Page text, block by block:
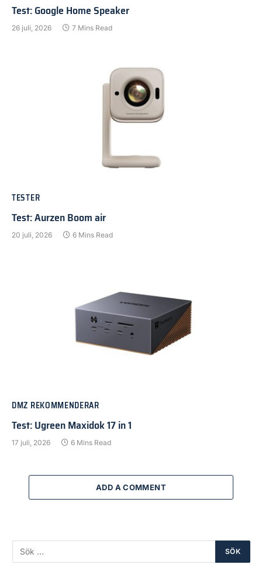
Test: Google Home Speaker
26 juli, 2026 7 Mins Read
TESTER
Test: Aurzen Boom air
20 juli, 2026 6 Mins Read
DMZ REKOMMENDERAR
Test: Ugreen Maxidok 17 in 1
17 juli, 2026 6 Mins Read
ADD A COMMENT